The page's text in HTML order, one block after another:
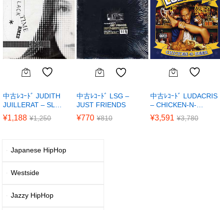
中古ﾚｺｰﾄﾞ JUDITH
JUILLERAT – SL…
¥1,188 ¥1,250
中古ﾚｺｰﾄﾞ LSG –
JUST FRIENDS
¥770 ¥810
中古ﾚｺｰﾄﾞ LUDACRIS
– CHICKEN-N-…
¥3,591 ¥3,780
Japanese HipHop
Westside
Jazzy HipHop